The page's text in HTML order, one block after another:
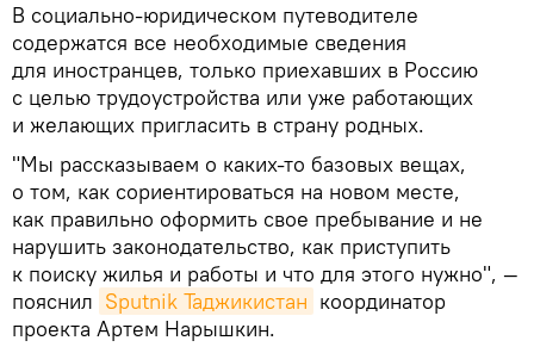
В социально-юридическом путеводителе
содержатся все необходимые сведения
для иностранцев, только приехавших в Россию
с целью трудоустройства или уже работающих
и желающих пригласить в страну родных.
"Мы рассказываем о каких-то базовых вещах,
о том, как сориентироваться на новом месте,
как правильно оформить свое пребывание и не
нарушить законодательство, как приступить
к поиску жилья и работы и что для этого нужно", —
пояснил Sputnik Таджикистан координатор
проекта Артем Нарышкин.